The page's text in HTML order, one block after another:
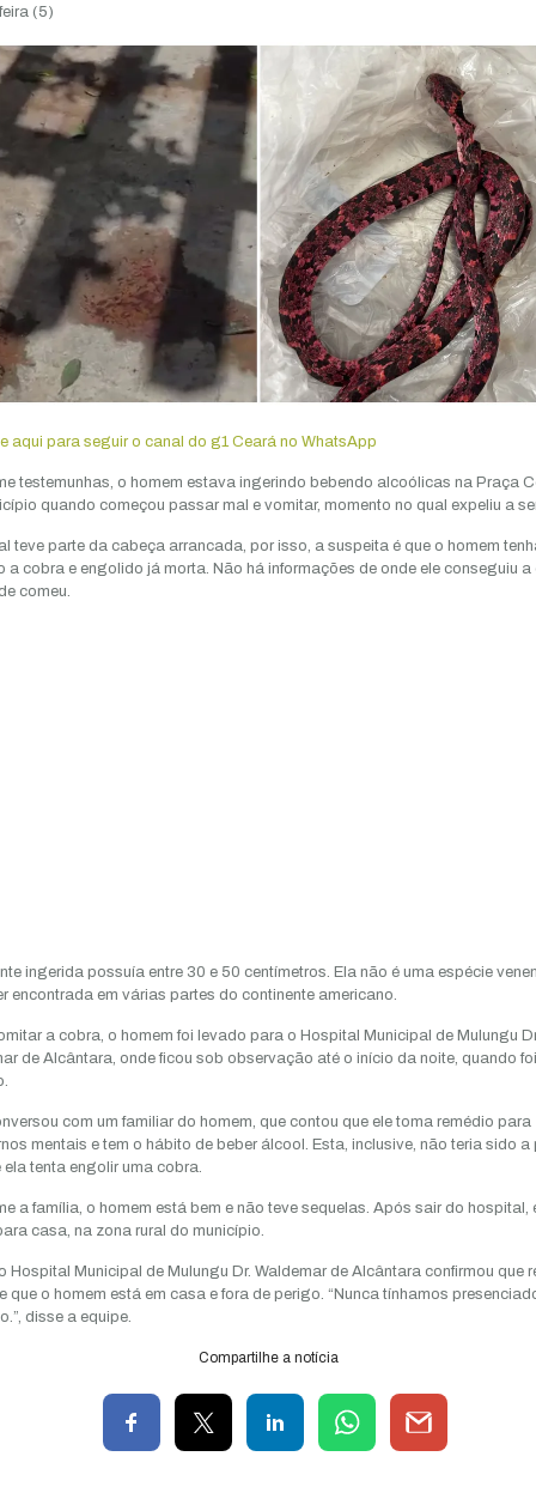
(5)
aqui para seguir o canal do g1 Ceará no WhatsApp
testemunhas, o homem estava ingerindo bebendo alcoólicas na Praça
quando começou passar mal e vomitar, momento no qual expeliu a
teve parte da cabeça arrancada, por isso, a suspeita é que o homem
a cobra e engolido já morta. Não há informações de onde ele conseguiu a
comeu.
ingerida possuía entre 30 e 50 centímetros. Ela não é uma espécie
encontrada em várias partes do continente americano.
a cobra, o homem foi levado para o Hospital Municipal de Mulungu
de Alcântara, onde ficou sob observação até o início da noite, quando foi
com um familiar do homem, que contou que ele toma remédio para
mentais e tem o hábito de beber álcool. Esta, inclusive, não teria sido a
ela tenta engolir uma cobra.
a família, o homem está bem e não teve sequelas. Após sair do hospital,
casa, na zona rural do município.
Hospital Municipal de Mulungu Dr. Waldemar de Alcântara confirmou que
que o homem está em casa e fora de perigo. “Nunca tínhamos
disse a equipe.
Compartilhe a notícia